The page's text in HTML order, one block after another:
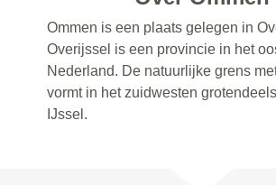
Ommen is een plaats gelegen in
Overijssel is een provincie in het
Nederland. De natuurlijke grens
vormt in het zuidwesten
IJssel.